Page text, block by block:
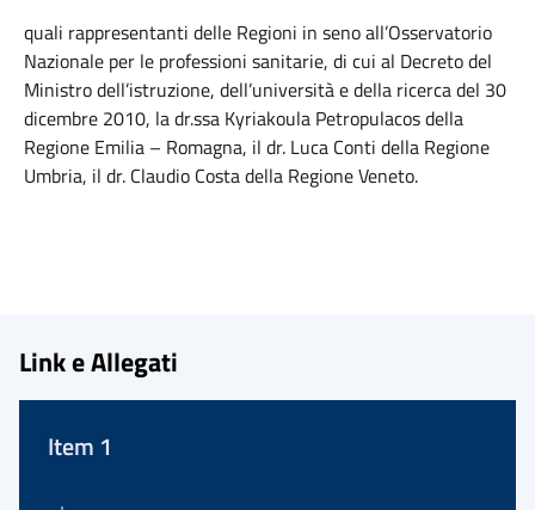
quali rappresentanti delle Regioni in seno all’Osservatorio
Nazionale per le professioni sanitarie, di cui al Decreto del
Ministro dell’istruzione, dell’università e della ricerca del 30
dicembre 2010, la dr.ssa Kyriakoula Petropulacos della
Regione Emilia – Romagna, il dr. Luca Conti della Regione
Umbria, il dr. Claudio Costa della Regione Veneto.
Link e Allegati
Item 1